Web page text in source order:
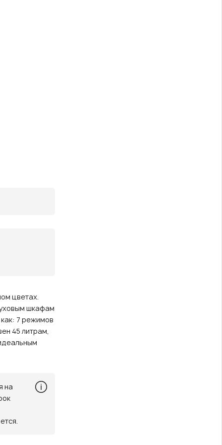
цветах.
шкафам
7 режимов
45 литрам,
на